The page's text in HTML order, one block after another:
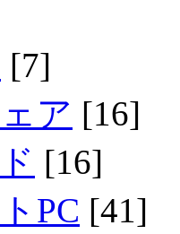
[7]
ア [16]
[16]
PC [41]